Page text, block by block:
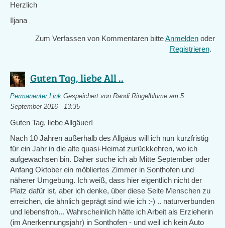
Herzlich
Iljana
Zum Verfassen von Kommentaren bitteAnmelden oder
Registrieren.
Guten Tag, liebe All ..
Permanenter Link Gespeichert von Randi Ringelblume am 5.
September 2016 - 13:35
Guten Tag, liebe Allgäuer!
Nach 10 Jahren außerhalb des Allgäus will ich nun kurzfristig
für ein Jahr in die alte quasi-Heimat zurückkehren, wo ich
aufgewachsen bin. Daher suche ich ab Mitte September oder
Anfang Oktober ein möbliertes Zimmer in Sonthofen und
näherer Umgebung. Ich weiß, dass hier eigentlich nicht der
Platz dafür ist, aber ich denke, über diese Seite Menschen zu
erreichen, die ähnlich geprägt sind wie ich :-) .. naturverbunden
und lebensfroh... Wahrscheinlich hätte ich Arbeit als Erzieherin
(im Anerkennungsjahr) in Sonthofen - und weil ich kein Auto